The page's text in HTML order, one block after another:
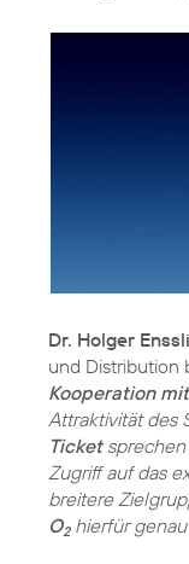
Dr. Holger
und Distribution
Kooperation
Attraktivität des
Ticketsprechen
Zugriff auf das
breitere
O2hierfür genau